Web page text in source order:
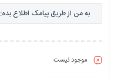
به من از طریق پیامک اطلاع بده:
موجود نیست